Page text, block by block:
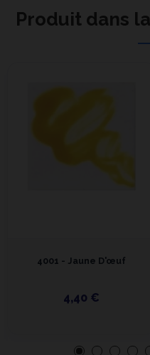
Produit dans
4001 - Jaune D'œuf
4,40 €